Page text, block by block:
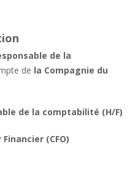
de la
de la Compagnie du
de la comptabilité (H/F)
(CFO)